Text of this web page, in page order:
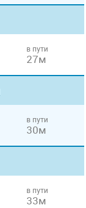
в пути
27м
в пути
30м
в пути
33м